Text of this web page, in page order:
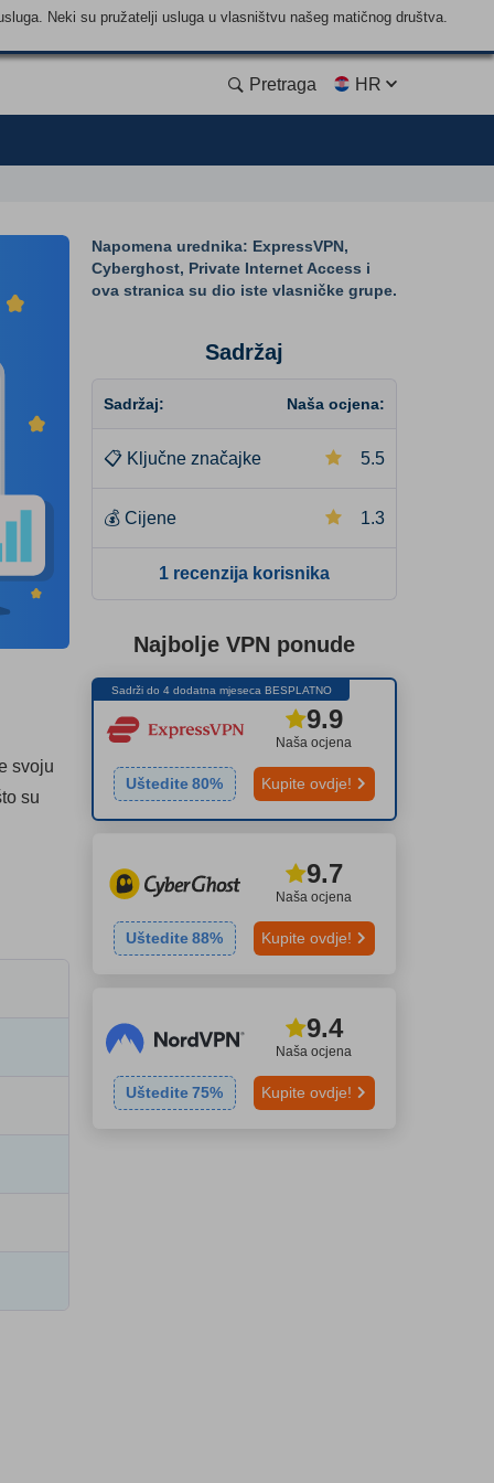
Neki su pružatelji usluga u vlasništvu našeg matičnog društva.
Pretraga HR
svoju
su
Napomena urednika: ExpressVPN,
Cyberghost, Private Internet Access i
ova stranica su dio iste vlasničke grupe.
Sadržaj
Sadržaj: Naša ocjena:
📋 Ključne značajke 5.5
💰 Cijene 1.3
1 recenzija korisnika
Najbolje VPN ponude
Sadrži do 4 dodatna mjeseca BESPLATNO
Naša ocjena
9.9
Uštedite 80% Kupite ovdje!
Naša ocjena
9.7
Uštedite 88% Kupite ovdje!
Naša ocjena
9.4
Uštedite 75% Kupite ovdje!